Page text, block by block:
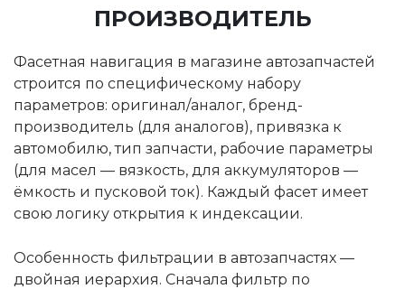
ПРОИЗВОДИТЕЛЬ
Фасетная навигация в магазине автозапчастей
строится по специфическому набору
параметров: оригинал/аналог, бренд-
производитель (для аналогов), привязка к
автомобилю, тип запчасти, рабочие параметры
(для масел — вязкость, для аккумуляторов —
ёмкость и пусковой ток). Каждый фасет имеет
свою логику открытия к индексации.
Особенность фильтрации в автозапчастях —
двойная иерархия. Сначала фильтр по